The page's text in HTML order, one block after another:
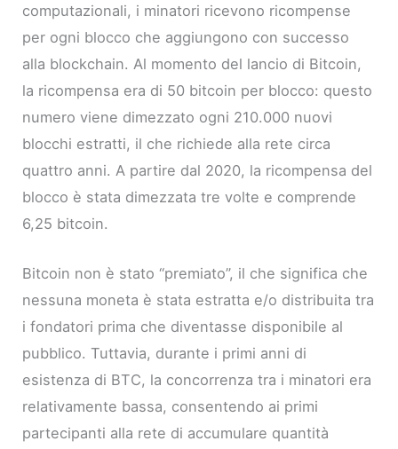
computazionali, i minatori ricevono ricompense
per ogni blocco che aggiungono con successo
alla blockchain. Al momento del lancio di Bitcoin,
la ricompensa era di 50 bitcoin per blocco: questo
numero viene dimezzato ogni 210.000 nuovi
blocchi estratti, il che richiede alla rete circa
quattro anni. A partire dal 2020, la ricompensa del
blocco è stata dimezzata tre volte e comprende
6,25 bitcoin.
Bitcoin non è stato “premiato”, il che significa che
nessuna moneta è stata estratta e/o distribuita tra
i fondatori prima che diventasse disponibile al
pubblico. Tuttavia, durante i primi anni di
esistenza di BTC, la concorrenza tra i minatori era
relativamente bassa, consentendo ai primi
partecipanti alla rete di accumulare quantità